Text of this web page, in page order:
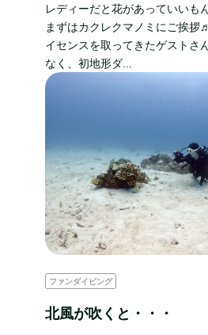
レディーだと花があっていいも
まずはカクレクマノミにご挨拶
イセンスを取ってきたゲストさ
なく、初地形ダ…
ファンダイビング
北風が吹くと・・・